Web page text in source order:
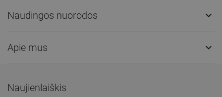
Naudingos nuorodos 
Apie mus 
Naujienlaiškis